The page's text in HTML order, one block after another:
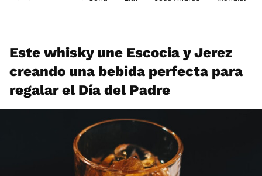
Este whisky une Escocia y Jerez
creando una bebida perfecta para
regalar el Día del Padre